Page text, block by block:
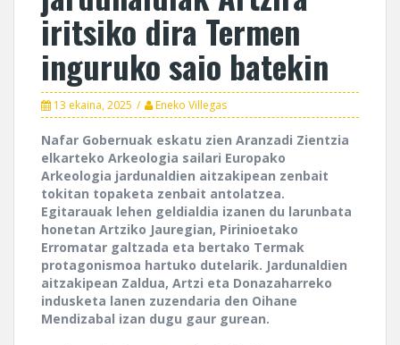
iritsiko dira Termen
inguruko saio batekin
13 ekaina, 2025 Eneko Villegas
Nafar Gobernuak eskatu zien Aranzadi Zientzia
elkarteko Arkeologia sailari Europako
Arkeologia jardunaldien aitzakipean zenbait
tokitan topaketa zenbait antolatzea.
Egitarauak lehen geldialdia izanen du larunbata
honetan Artziko Jauregian, Pirinioetako
Erromatar galtzada eta bertako Termak
protagonismoa hartuko dutelarik. Jardunaldien
aitzakipean Zaldua, Artzi eta Donazaharreko
indusketa lanen zuzendaria den Oihane
Mendizabal izan dugu gaur gurean.